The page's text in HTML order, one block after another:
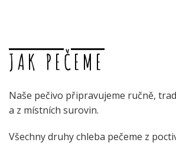
JAK PEČEME
Naše pečivo připravujeme ručně,
a z místních surovin.
Všechny druhy chleba pečeme z